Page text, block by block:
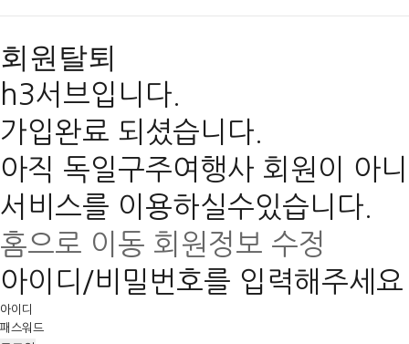
회원탈퇴
h3서브입니다.
가입완료 되셨습니다.
아직 독일구주여행사 회원이 아
서비스를 이용하실수있습니다.
홈으로 이동 회원정보 수정
아이디/비밀번호를 입력해주세요
아이디
패스워드